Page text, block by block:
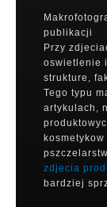
publikacji
Przy
oswietlenie
strukture,
Tego typu
artykulach,
zdjecia
bardziej